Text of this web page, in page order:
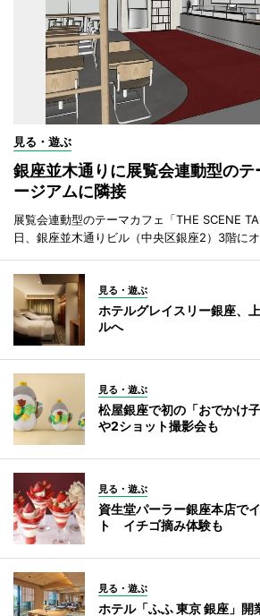
見る・遊ぶ
銀座並木通りに展覧会連動型の
ージアムに隣接
展覧会連動型のテーマカフェ「THE SCENE
日、銀座並木通りビル（中央区銀座2）3階にオ
見る・遊ぶ
ホテルグレイスリー銀座、
ルへ
見る・遊ぶ
松屋銀座で初の「おでかけ
や2ショット撮影会も
見る・遊ぶ
資生堂パーラー銀座本店で
ト イチゴ摘み体験も
見る・遊ぶ
ホテル「ふふ 東京 銀座」